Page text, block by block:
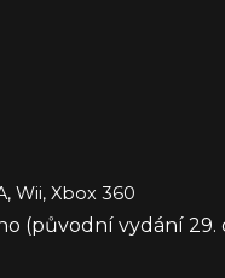
Wii, Xbox 360
(původní vydání 29.